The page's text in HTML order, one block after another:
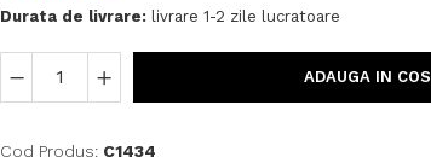
Durata de livrare:livrare 1-2 zile lucratoare
ADAUGA IN COS
Cod Produs: C1434